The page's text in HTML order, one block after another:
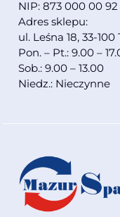
NIP: 873 000 00 92
Adres sklepu:
ul. Leśna 18, 33-
Pon. – Pt.: 9.00 –
Sob.: 9.00 – 13.00
Niedz.: Nieczynne